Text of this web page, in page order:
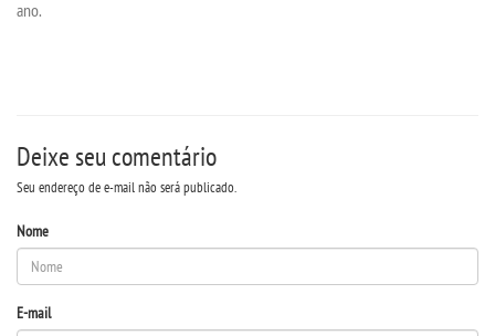
UNIESP NEWS
MANUAIS
ano.
Deixe seu comentário
Seu endereço de e-mail não será publicado.
Nome
E-mail